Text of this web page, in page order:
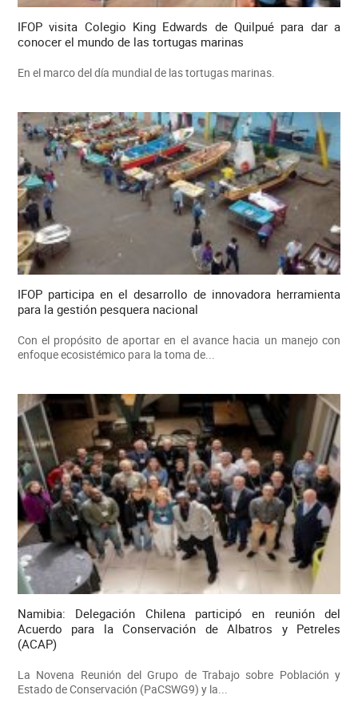
IFOP visita Colegio King Edwards de Quilpué para dar a
conocer el mundo de las tortugas marinas
En el marco del día mundial de las tortugas marinas.
IFOP participa en el desarrollo de innovadora herramienta
para la gestión pesquera nacional
Con el propósito de aportar en el avance hacia un manejo con
enfoque ecosistémico para la toma de...
Namibia: Delegación Chilena participó en reunión del
Acuerdo para la Conservación de Albatros y Petreles
(ACAP)
La Novena Reunión del Grupo de Trabajo sobre Población y
Estado de Conservación (PaCSWG9) y la...